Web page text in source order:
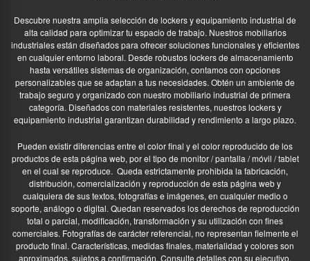
Descubre nuestra amplia selección de lockers y equipamiento industrial de
alta calidad para optimizar tu espacio de trabajo. Nuestros mobiliarios
industriales están diseñados para ofrecer soluciones funcionales y eficientes
en cualquier entorno laboral. Desde robustos lockers de almacenamiento
hasta versátiles sistemas de organización, contamos con opciones
personalizables que se adaptan a tus necesidades. Obtén un ambiente de
trabajo seguro y organizado con nuestro mobiliario industrial de primera
categoría. Diseñados con materiales resistentes, nuestros lockers y
equipamiento industrial garantizan durabilidad y rendimiento a largo plazo.
Pueden existir diferencias entre el color final y el color reproducido de los
productos de esta página web, por el tipo de monitor / pantalla / móvil / tablet
en el cual se reproduce. Queda estrictamente prohibida la fabricación,
distribución, comercialización y reproducción de esta página web y
cualquiera de sus textos, fotografías e imágenes, en cualquier medio o
soporte, análogo o digital. Quedan reservados los derechos de reproducción
total o parcial, modificación, transformación y su utilización con fines
comerciales. Fotografías de carácter referencial, no representan fielmente el
producto final. Características, medidas finales, materialidad y colores son
aproximados, sujetos a confirmación. Consulte detalles con su ejecutivo.